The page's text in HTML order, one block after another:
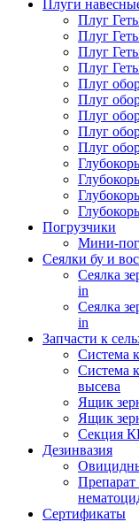
Плуги
Плуг
Плуг
Плуг
Плуг
Плуг
Плуг
Плуг
Плуг
Плуг
Погрузчики
Мини-
Сеялки бу и
Сеялка
in
Сеялка
in
Запчасти к
Система
Система
высева
Ящик
Ящик
Секция
Дезинвазия
Сертификаты